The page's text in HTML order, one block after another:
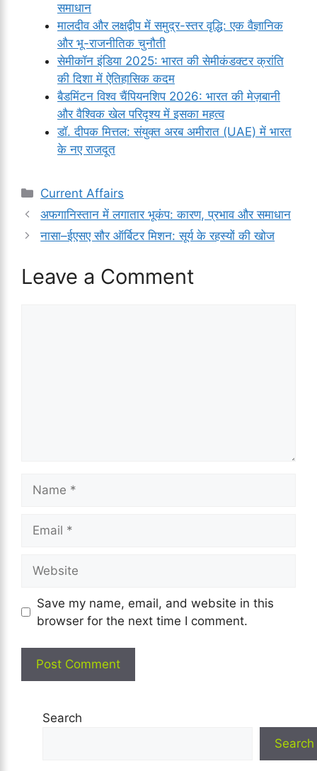
समाधान
मालदीव और लक्षद्वीप में समुद्र-स्तर वृद्धि: एक वैज्ञानिक
और भू-राजनीतिक चुनौती
सेमीकॉन इंडिया 2025: भारत की सेमीकंडक्टर क्रांति
की दिशा में ऐतिहासिक कदम
बैडमिंटन विश्व चैंपियनशिप 2026: भारत की मेज़बानी
और वैश्विक खेल परिदृश्य में इसका महत्व
डॉ. दीपक मित्तल: संयुक्त अरब अमीरात (UAE) में भारत
के नए राजदूत
Categories
Current Affairs
अफगानिस्तान में लगातार भूकंप: कारण, प्रभाव और समाधान
नासा–ईएसए सौर ऑर्बिटर मिशन: सूर्य के रहस्यों की खोज
Leave a Comment
Save my name, email, and website in this
browser for the next time I comment.
Search
Search